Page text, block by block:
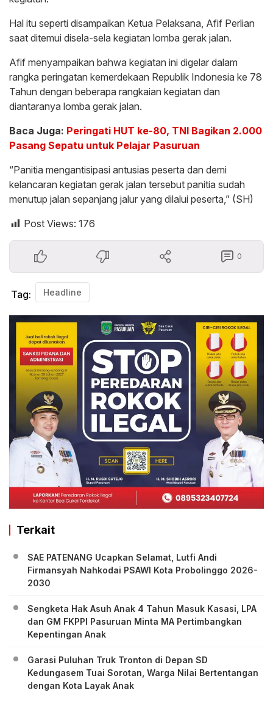
Hal itu seperti disampaikan Ketua Pelaksana, Afif Perlian
saat ditemui disela-sela kegiatan lomba gerak jalan.
Afif menyampaikan bahwa kegiatan ini digelar dalam
rangka peringatan kemerdekaan Republik Indonesia ke 78
Tahun dengan beberapa rangkaian kegiatan dan
diantaranya lomba gerak jalan.
Baca Juga: Peringati HUT ke-80, TNI Bagikan 2.000
Pasang Sepatu untuk Pelajar Pasuruan
“Panitia mengantisipasi antusias peserta dan demi
kelancaran kegiatan gerak jalan tersebut panitia sudah
menutup jalan sepanjang jalur yang dilalui peserta,” (SH)
Post Views: 176
0
Tag: Headline
Terkait
SAE PATENANG Ucapkan Selamat, Lutfi Andi
Firmansyah Nahkodai PSAWI Kota Probolinggo 2026-
2030
Sengketa Hak Asuh Anak 4 Tahun Masuk Kasasi, LPA
dan GM FKPPI Pasuruan Minta MA Pertimbangkan
Kepentingan Anak
Garasi Puluhan Truk Tronton di Depan SD
Kedungasem Tuai Sorotan, Warga Nilai Bertentangan
dengan Kota Layak Anak